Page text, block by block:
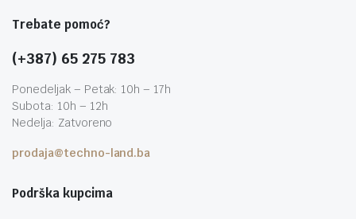
Trebate pomoć?
(+387) 65 275 783
Ponedeljak – Petak: 10h – 17h
Subota: 10h – 12h
Nedelja: Zatvoreno
prodaja@techno-land.ba
Podrška kupcima